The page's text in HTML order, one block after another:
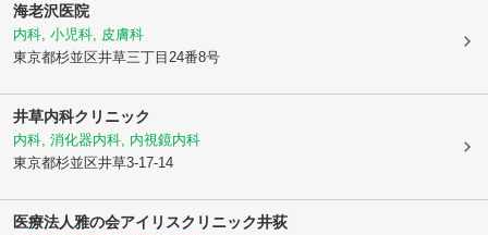
海老沢医院
内科, 小児科, 皮膚科
東京都杉並区井草三丁目24番8号
井草内科クリニック
内科, 消化器内科, 内視鏡内科
東京都杉並区井草3-17-14
医療法人雅の会アイリスクリニック井荻